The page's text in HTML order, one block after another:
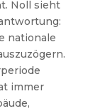
Noll sieht
nationale
immer